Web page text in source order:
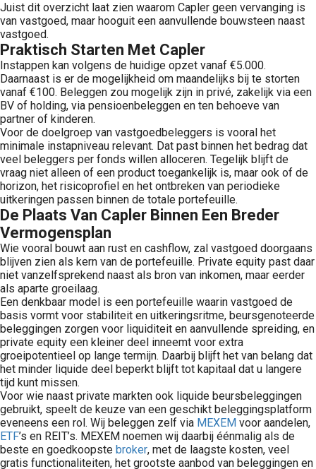
Juist dit overzicht laat zien waarom Capler geen vervanging is
van vastgoed, maar hooguit een aanvullende bouwsteen naast
vastgoed.
Praktisch Starten Met Capler
Instappen kan volgens de huidige opzet vanaf €5.000.
Daarnaast is er de mogelijkheid om maandelijks bij te storten
vanaf €100. Beleggen zou mogelijk zijn in privé, zakelijk via een
BV of holding, via pensioenbeleggen en ten behoeve van
partner of kinderen.
Voor de doelgroep van vastgoedbeleggers is vooral het
minimale instapniveau relevant. Dat past binnen het bedrag dat
veel beleggers per fonds willen alloceren. Tegelijk blijft de
vraag niet alleen of een product toegankelijk is, maar ook of de
horizon, het risicoprofiel en het ontbreken van periodieke
uitkeringen passen binnen de totale portefeuille.
De Plaats Van Capler Binnen Een Breder
Vermogensplan
Wie vooral bouwt aan rust en cashflow, zal vastgoed doorgaans
blijven zien als kern van de portefeuille. Private equity past daar
niet vanzelfsprekend naast als bron van inkomen, maar eerder
als aparte groeilaag.
Een denkbaar model is een portefeuille waarin vastgoed de
basis vormt voor stabiliteit en uitkeringsritme, beursgenoteerde
beleggingen zorgen voor liquiditeit en aanvullende spreiding, en
private equity een kleiner deel inneemt voor extra
groeipotentieel op lange termijn. Daarbij blijft het van belang dat
het minder liquide deel beperkt blijft tot kapitaal dat u langere
tijd kunt missen.
Voor wie naast private markten ook liquide beursbeleggingen
gebruikt, speelt de keuze van een geschikt beleggingsplatform
eveneens een rol. Wij beleggen zelf via MEXEM voor aandelen,
ETF’s en REIT’s. MEXEM noemen wij daarbij éénmalig als de
beste en goedkoopste broker, met de laagste kosten, veel
gratis functionaliteiten, het grootste aanbod van beleggingen en